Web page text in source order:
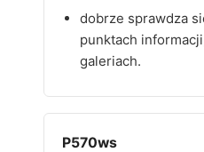
dobrze sprawdza
punktach
galeriach.
P570ws